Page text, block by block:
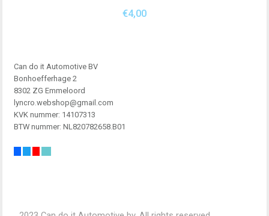
€4,00
Can do it Automotive BV
Bonhoefferhage 2
8302 ZG Emmeloord
lyncro.webshop@gmail.com
KVK nummer: 14107313
BTW nummer: NL820782658.B01